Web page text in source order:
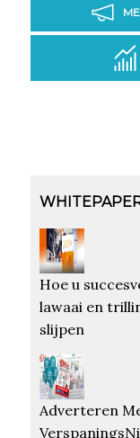
Hoe u
lawaai en
slijpen
Adverteren